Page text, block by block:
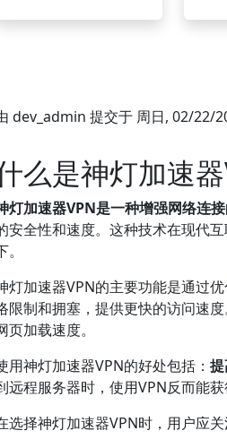
dev_admin 提交于 周日, 02/22/
么是神灯加速器
灯加速器VPN是一种增强网络连接
安全性和速度。这种技术在现代
。
灯加速器VPN的主要功能是通过
限制和拥塞，提供更快的访问速
页加载速度。
用神灯加速器VPN的好处包括：
远程服务器时，使用VPN反而能
选择神灯加速器VPN时，用户应关